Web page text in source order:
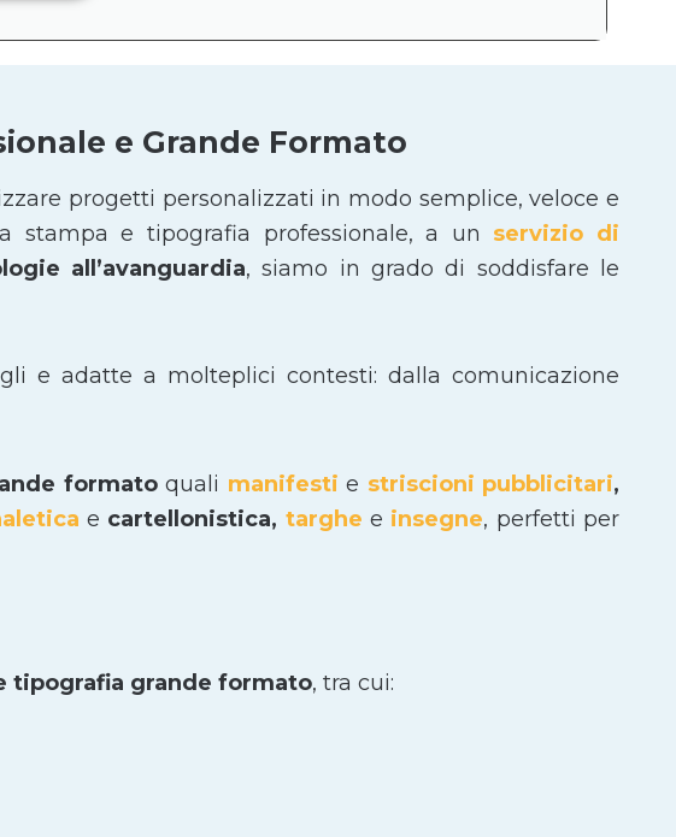
e Grande Formato
progetti personalizzati in modo semplice, veloce e
stampa e tipografia professionale, a un servizio di
all’avanguardia, siamo in grado di soddisfare le
e adatte a molteplici contesti: dalla comunicazione
formato quali manifesti e striscioni pubblicitari,
e cartellonistica, targhee insegne, perfetti per
tipografia grande formato, tra cui: